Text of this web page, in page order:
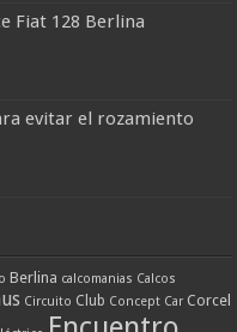
Fiat 128 Berlina
evitar el rozamiento
Berlina calcomanias Calcos
Circuito Club Concept Car Corcel